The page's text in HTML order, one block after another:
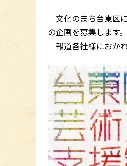
文化のまち台東区
の企画を募集します。
報道各社様におか